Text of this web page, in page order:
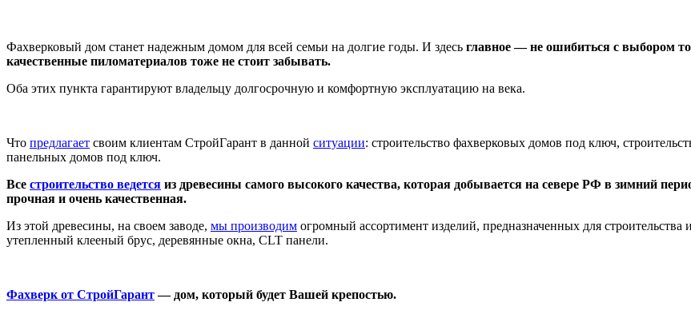
Фахверковый дом станет надежным домом для всей семьи на долгие годы. И здесь главное — не ошибиться с выбором
качественные пиломатериалов тоже не стоит забывать.
Оба этих пункта гарантируют владельцу долгосрочную и комфортную эксплуатацию на века.
Что предлагает своим клиентам СтройГарант в данной ситуации: строительство фахверковых домов под ключ,
панельных домов под ключ.
Все строительство ведется из древесины самого высокого качества, которая добывается на севере РФ в зимний
прочная и очень качественная.
Из этой древесины, на своем заводе, мы производим огромный ассортимент изделий, предназначенных для
утепленный клееный брус, деревянные окна, CLT панели.
Фахверк от СтройГарант— дом, который будет Вашей крепостью.